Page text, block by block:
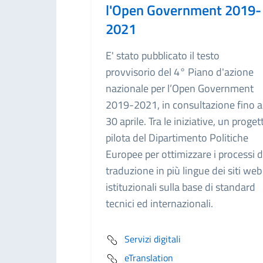
l'Open Government 2019-
2021
E' stato pubblicato il testo
provvisorio del 4° Piano d'azione
nazionale per l’Open Government
2019-2021, in consultazione fino
30 aprile. Tra le iniziative, un
pilota del Dipartimento Politiche
Europee per ottimizzare i processi
traduzione in più lingue dei siti web
istituzionali sulla base di standard
tecnici ed internazionali.
Servizi digitali
eTranslation